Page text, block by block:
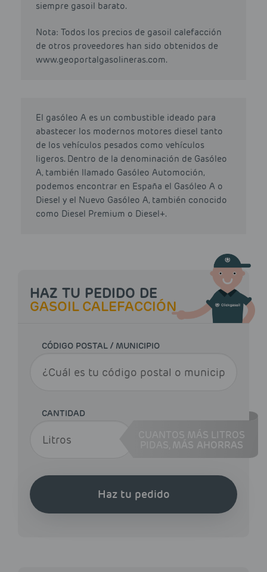
siempre gasoil barato.
Nota: Todos los precios de gasoil calefacción
de otros proveedores han sido obtenidos de
www.geoportalgasolineras.com.
El gasóleo A es un combustible ideado para
abastecer los modernos motores diesel tanto
de los vehículos pesados como vehículos
ligeros. Dentro de la denominación de Gasóleo
A, también llamado Gasóleo Automoción,
podemos encontrar en España el Gasóleo A o
Diesel y el Nuevo Gasóleo A, también conocido
como Diesel Premium o Diesel+.
HAZ TU PEDIDO DE
GASOIL CALEFACCIÓN
CÓDIGO POSTAL / MUNICIPIO
CANTIDAD
CUANTOS MÁS LITROS
MÁS AHORRAS
Haz tu pedido